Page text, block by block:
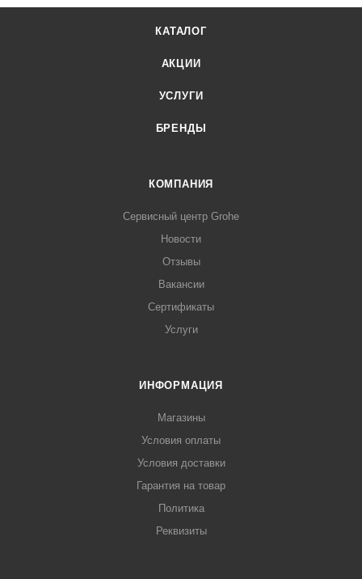
КАТАЛОГ
АКЦИИ
УСЛУГИ
БРЕНДЫ
КОМПАНИЯ
Сервисный центр Grohe
Новости
Отзывы
Вакансии
Сертификаты
Услуги
ИНФОРМАЦИЯ
Магазины
Условия оплаты
Условия доставки
Гарантия на товар
Политика
Реквизиты